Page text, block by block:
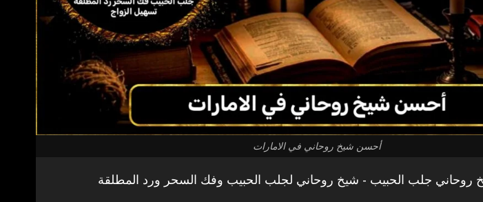
أحسن شيخ روحاني في الامارات
جلب الحبيب - شيخ روحاني لجلب الحبيب وفك السحر ورد المطلقة